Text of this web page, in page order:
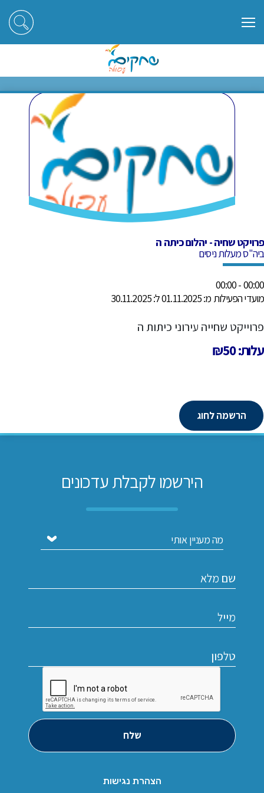
פרויקט שחיה - יהלום כיתה ה
פרויקט שחיה - יהלום כיתה ה
ביה"ס מעלות ניסים
00:00 - 00:00
מועדי הפעילות מ: 01.11.2025 ל: 30.11.2025
פרוייקט שחייה עירוני כיתות ה
עלות: ₪50
הרשמה לחוג
הירשמו לקבלת עדכונים
שלח
הצהרת נגישות